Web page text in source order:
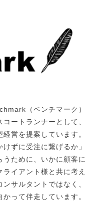
（ベンチマーク）
コートランナーとして、
経営を提案しています。
けずに受注に繋げるか」
うために、いかに顧客に
イアント様と共に考え
ンサルタントではなく、
かって伴走しています。